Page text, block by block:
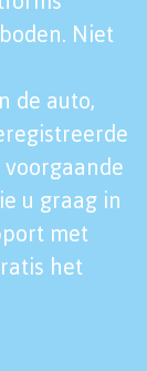
Niet
de auto,
u graag in
met
het